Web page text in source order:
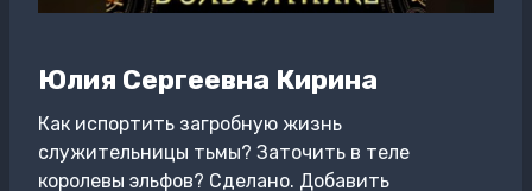
Юлия Сергеевна Кирина
Как испортить загробную жизнь
служительницы тьмы? Заточить в теле
королевы эльфов? Сделано. Добавить